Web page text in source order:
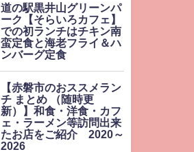
道の駅黒井山グリーンパ
ーク【そらいろカフェ】
での初ランチはチキン南
蛮定食と海老フライ＆ハ
ンバーグ定食
【赤磐市のおススメラン
チ まとめ （随時更
新）】和食・洋食・カフ
ェ・ラーメン等訪問出来
たお店をご紹介 2020～
2026